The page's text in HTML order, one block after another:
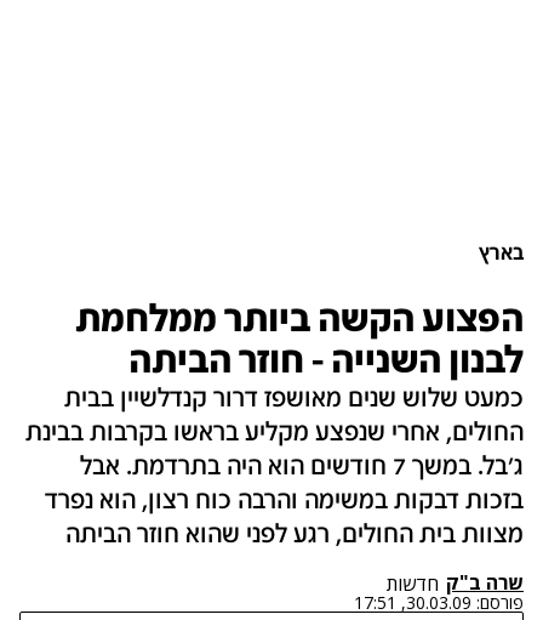
בארץ
הפצוע הקשה ביותר ממלחמת
לבנון השנייה - חוזר הביתה
כמעט שלוש שנים מאושפז דרור קנדלשיין בבית
החולים, אחרי שנפצע מקליע בראשו בקרבות בבינת
ג'בל. במשך 7 חודשים הוא היה בתרדמת. אבל
בזכות דבקות במשימה והרבה כוח רצון, הוא נפרד
מצוות בית החולים, רגע לפני שהוא חוזר הביתה
שרה ב"ק חדשות
פורסם: 30.03.09, 17:51